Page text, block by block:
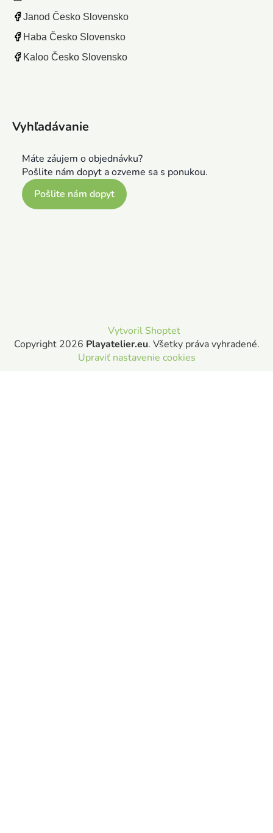
Janod Česko Slovensko
Haba Česko Slovensko
Kaloo Česko Slovensko
Vyhľadávanie
Máte záujem o objednávku?
Pošlite nám dopyt a ozveme sa s ponukou.
Pošlite nám dopyt
Vytvoril Shoptet
Copyright 2026 Playatelier.eu. Všetky práva vyhradené.
Upraviť nastavenie cookies